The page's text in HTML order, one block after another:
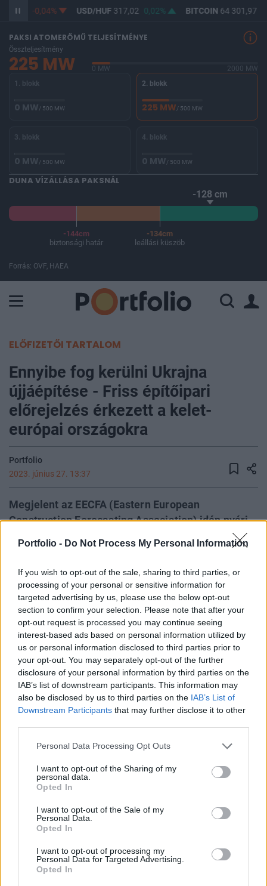
Portfolio - Do Not Process My Personal Information
If you wish to opt-out of the sale, sharing to third parties, or
processing of your personal or sensitive information for
targeted advertising by us, please use the below opt-out
section to confirm your selection. Please note that after your
opt-out request is processed you may continue seeing
interest-based ads based on personal information utilized by
us or personal information disclosed to third parties prior to
your opt-out. You may separately opt-out of the further
disclosure of your personal information by third parties on the
IAB’s list of downstream participants. This information may
also be disclosed by us to third parties on the IAB’s List of
Downstream Participants that may further disclose it to other
Personal Data Processing Opt Outs
I want to opt-out of the Sharing of my
personal data.
Opted In
I want to opt-out of the Sale of my
Personal Data.
Opted In
I want to opt-out of processing my
Personal Data for Targeted Advertising.
Opted In
-0,04% USD/HUF317,02 0,02% BITCOIN64 301,97
PAKSI ATOMERŐMŰ TELJESÍTMÉNYE
Összteljesítmény
225 MW 0 MW
2000 MW
1. blokk
0 MW/ 500 MW
2. blokk
225 MW/ 500 MW
3. blokk
0 MW/ 500 MW
4. blokk
0 MW/ 500 MW
DUNA VÍZÁLLÁSA PAKSNÁL
-128 cm
-144cm
biztonsági határ
-134cm
leállási küszöb
Forrás: OVF, HAEA
ELŐFIZETŐI TARTALOM
Ennyibe fog kerülni Ukrajna
újjáépítése - Friss építőipari
előrejelzés érkezett a kelet-
európai országokra
Portfolio
2023. június 27. 13:37
Megjelent az EECFA (Eastern European
Construction Forecasting Association) idén nyári
Európában az előrejelzés vegyes. Az idei évben az
EECFA öt úgynevezett kis országának építési
piacának (Románia kivételével) növekedésre
számíthat. Jövőre valószínűleg Szerbia is
csatlakozik majd és negatív tartományba fordul,
míg 2025-ben Horvátország lehet az egyetlen
ország, amely – bár szerény – csökkenést
könyvelhet majd el. A kelet-európai régióban a
2025-ig tartó építési előrejelzés Törökország és
Ukrajna esetében pozitív, míg Oroszországban
végig borúlátó. Törökországban a februári
gyorsan és milyen hamar sikerül a
megrongálódott állományt helyreállítani. Az
EECFA a háború kezdete óta most először kísérelt
egyesület 8 kelet-európai ország építési piacára
készít előrejelzést.
Bulgáriában az új koalíciós kormány mérsékelheti az idén
várható gazdasági lassulást az uniós források lehívásának